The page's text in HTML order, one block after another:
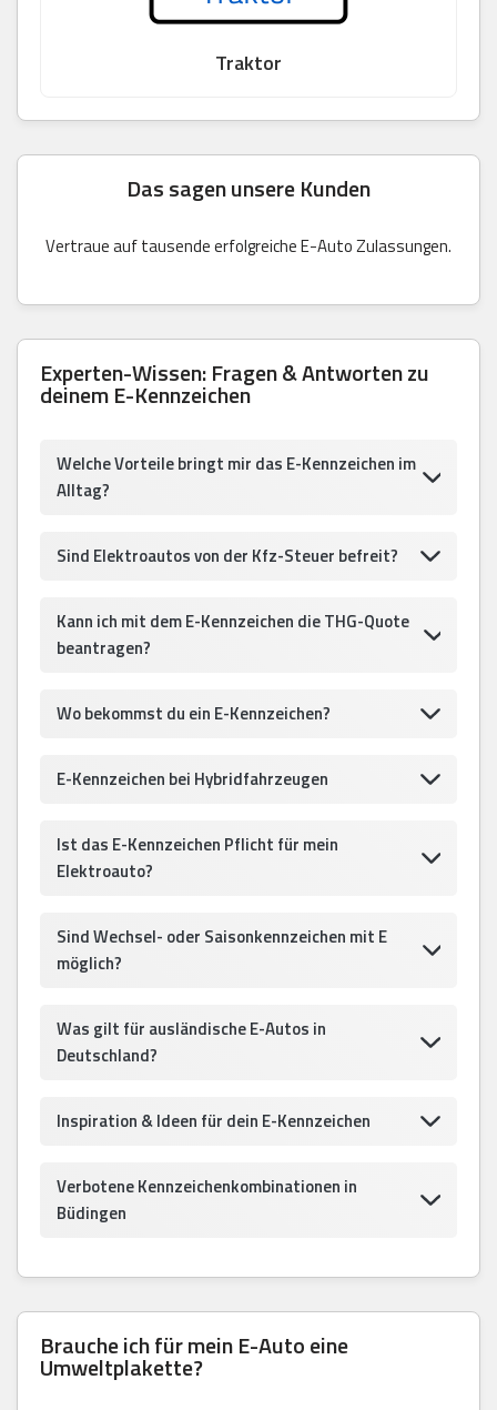
Traktor
Das sagen unsere Kunden
Vertraue auf tausende erfolgreiche E-Auto Zulassungen.
Experten-Wissen: Fragen & Antworten zu
deinem E-Kennzeichen
Welche Vorteile bringt mir das E-Kennzeichen im
Alltag?
Sind Elektroautos von der Kfz-Steuer befreit?
Kann ich mit dem E-Kennzeichen die THG-Quote
beantragen?
Wo bekommst du ein E-Kennzeichen?
E-Kennzeichen bei Hybridfahrzeugen
Ist das E-Kennzeichen Pflicht für mein
Elektroauto?
Sind Wechsel- oder Saisonkennzeichen mit E
möglich?
Was gilt für ausländische E-Autos in
Deutschland?
Inspiration & Ideen für dein E-Kennzeichen
Verbotene Kennzeichenkombinationen in
Büdingen
Brauche ich für mein E-Auto eine
Umweltplakette?